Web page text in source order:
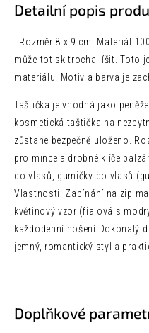
Detailní popis
Rozměr 8 x 9 cm. Materiál
může totisk trocha líšit. Toto
materiálu. Motiv a barva je
Taštička je vhodná jako
kosmetická taštička na
zůstane bezpečně uloženo.
pro mince a drobné klíče
do vlasů, gumičky do vlasů
Vlastnosti: Zapínání na zip
květinový vzor (fialová s
každodenní nošení Dokonalý
jemný, romantický styl a
Doplňkové